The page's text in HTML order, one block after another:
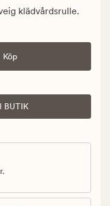
klädvårdsrulle.
Köp
BUTIK